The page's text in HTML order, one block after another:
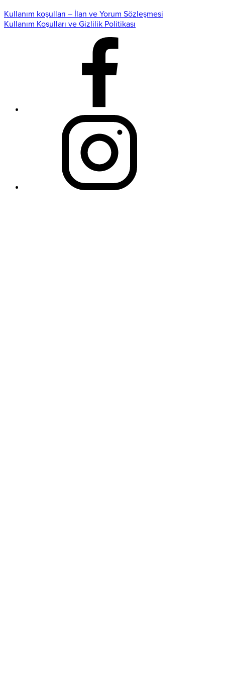
Kullanım koşulları – İlan ve Yorum Sözleşmesi
Kullanım Koşulları ve Gizlilik Politikası